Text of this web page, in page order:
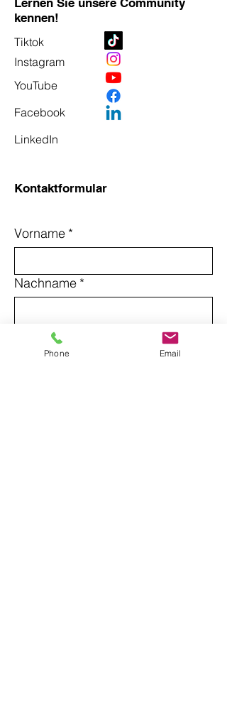
Lernen Sie unsere Community
kennen!
Tiktok
Instagram
YouTube
Facebook
LinkedIn
Kontaktformular
Vorname *
Nachname *
*
Phone Email